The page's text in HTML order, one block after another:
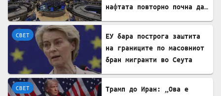
нафтата повторно почна да
СВЕТ
ЕУ бара построга заштита
на границите по масовниот
бран мигранти во Сеута
СВЕТ
Трамп до Иран: „Ова е